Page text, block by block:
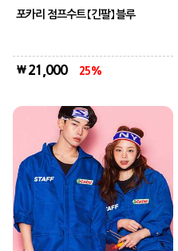
포카리 점프수트 【긴팔】 블루
21,000 25